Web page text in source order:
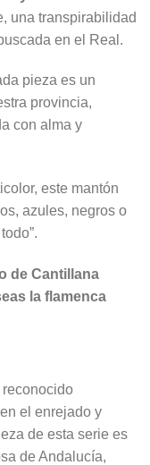
una transpirabilidad
en el Real.
pieza es un
provincia,
con alma y
este mantón
azules, negros o
de Cantillana
la flamenca
el enrejado y
de esta serie es
de Andalucía,